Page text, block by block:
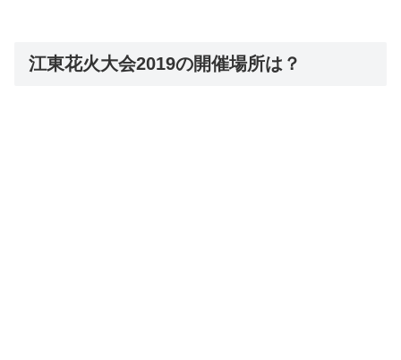
江東花火大会2019の開催場所は？